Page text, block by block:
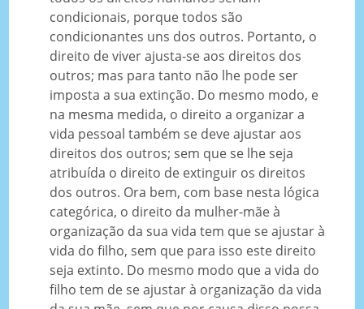
condicionais, porque todos são
condicionantes uns dos outros. Portanto, o
direito de viver ajusta-se aos direitos dos
outros; mas para tanto não lhe pode ser
imposta a sua extinção. Do mesmo modo, e
na mesma medida, o direito a organizar a
vida pessoal também se deve ajustar aos
direitos dos outros; sem que se lhe seja
atribuída o direito de extinguir os direitos
dos outros. Ora bem, com base nesta lógica
categórica, o direito da mulher-mãe à
organização da sua vida tem que se ajustar à
vida do filho, sem que para isso este direito
seja extinto. Do mesmo modo que a vida do
filho tem de se ajustar à organização da vida